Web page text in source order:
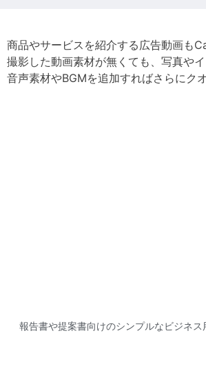
商品やサービスを紹介する広告動画も
撮影した動画素材が無くても、写真や
音声素材やBGMを追加すればさらにク
報告書や提案書向けのシンプルなビジネス